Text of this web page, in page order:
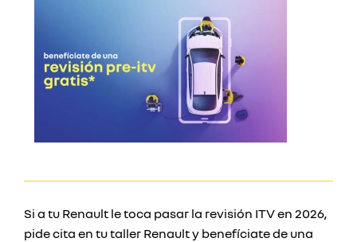
Si a tu Renault le toca pasar la revisión ITV en 2026,
pide cita en tu taller Renault y benefíciate de una